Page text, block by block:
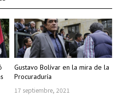
Gustavo Bolívar en la mira de la
Procuraduría
17 septiembre, 2021